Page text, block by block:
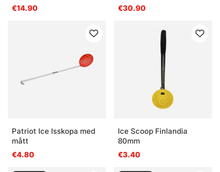
€14.90
€30.90
Patriot Ice Isskopa med
mått
€4.80
Ice Scoop Finlandia
80mm
€3.40